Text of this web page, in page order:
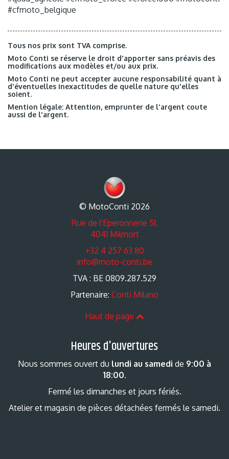
#cfmoto_belgique
Tous nos prix sont TVA comprise.
Moto Conti se réserve le droit d'apporter sans préavis des
modifications aux modèles et/ou aux prix.
Moto Conti ne peut accepter aucune responsabilité quant à
d'éventuelles inexactitudes de quelle nature qu'elles
soient.
Mention légale: Attention, emprunter de l'argent coute
aussi de l'argent.
© MotoConti 2026
Rue de l'Eperonnerie 51,
4041 Milmort
+32 4 257 63 80
info@moto-conti.be
TVA : BE 0809.287.529
Partenaire: Conti Milano
Haut de page
Heures d'ouvertures
Nous sommes ouvert du lundi au samedi de 9:00 à
18:00.
Fermé les dimanches et jours fériés.
Atelier et magasin de pièces détachées fermés le samedi.